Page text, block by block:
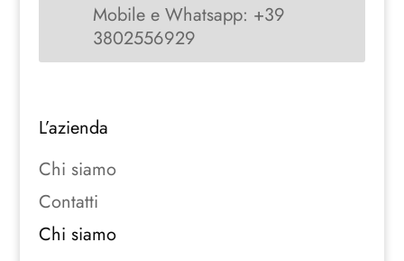
Mobile e Whatsapp: +39
3802556929
L’azienda
Chi siamo
Contatti
Chi siamo